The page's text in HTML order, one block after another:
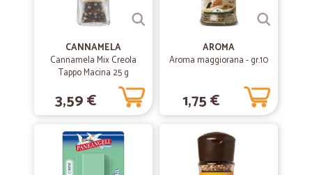
CANNAMELA
Cannamela Mix Creola
Tappo Macina 25 g
3,59 €
AROMA
Aroma maggiorana - gr.10
1,75 €